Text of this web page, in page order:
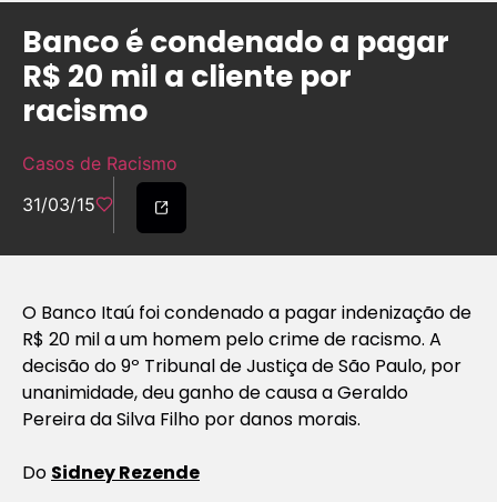
Banco é condenado a pagar
R$ 20 mil a cliente por
racismo
Casos de Racismo
31/03/15
O Banco Itaú foi condenado a pagar indenização de
R$ 20 mil a um homem pelo crime de racismo. A
decisão do 9º Tribunal de Justiça de São Paulo, por
unanimidade, deu ganho de causa a Geraldo
Pereira da Silva Filho por danos morais.
Do Sidney Rezende